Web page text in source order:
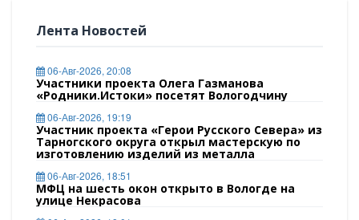
Лента Новостей
06-Авг-2026, 20:08
Участники проекта Олега Газманова
«Родники.Истоки» посетят Вологодчину
06-Авг-2026, 19:19
Участник проекта «Герои Русского Севера» из
Тарногского округа открыл мастерскую по
изготовлению изделий из металла
06-Авг-2026, 18:51
МФЦ на шесть окон открыто в Вологде на
улице Некрасова